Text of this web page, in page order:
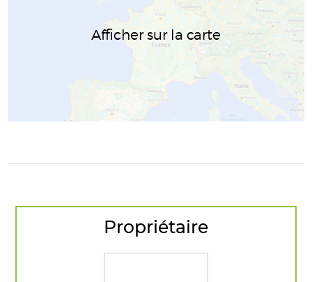
Afficher sur la carte
Propriétaire